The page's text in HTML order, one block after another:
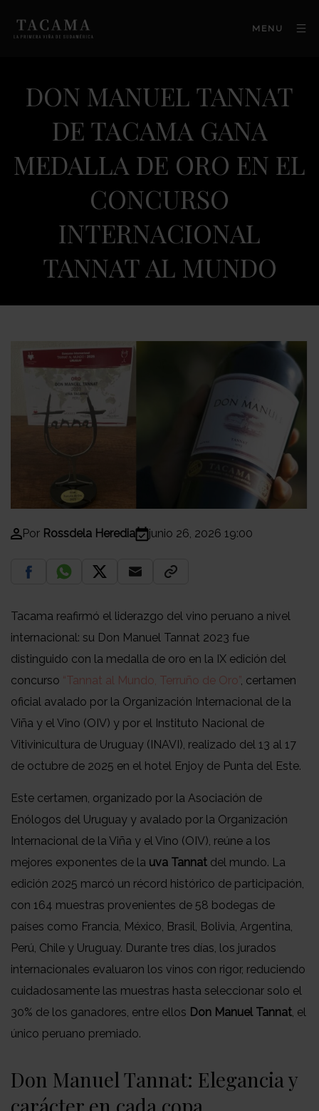
MENU
DON MANUEL TANNAT
DE TACAMA GANA
MEDALLA DE ORO EN EL
CONCURSO
INTERNACIONAL
TANNAT AL MUNDO
Por Rossdela Heredia junio 26, 2026 19:00
Tacama reafirmó el liderazgo del vino peruano a nivel
internacional: su Don Manuel Tannat 2023 fue
distinguido con la medalla de oro en la IX edición del
concurso “Tannat al Mundo, Terruño de Oro”, certamen
oficial avalado por la Organización Internacional de la
Viña y el Vino (OIV) y por el Instituto Nacional de
Vitivinicultura de Uruguay (INAVI), realizado del 13 al 17
de octubre de 2025 en el hotel Enjoy de Punta del Este.
Este certamen, organizado por la Asociación de
Enólogos del Uruguay y avalado por la Organización
Internacional de la Viña y el Vino (OIV), reúne a los
mejores exponentes de la uva Tannat del mundo. La
edición 2025 marcó un récord histórico de participación,
con 164 muestras provenientes de 58 bodegas de
países como Francia, México, Brasil, Bolivia, Argentina,
Perú, Chile y Uruguay. Durante tres días, los jurados
internacionales evaluaron los vinos con rigor, reduciendo
cuidadosamente las muestras hasta seleccionar solo el
30% de los ganadores, entre ellos Don Manuel Tannat, el
único peruano premiado.
Don Manuel Tannat: Elegancia y